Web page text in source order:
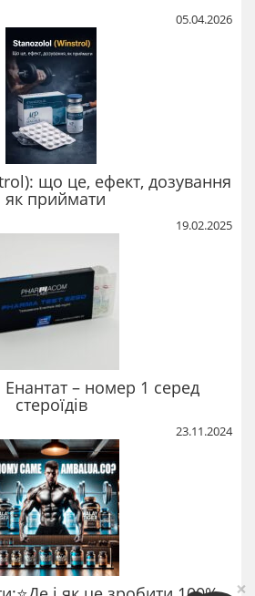
05.04.2026
що це, ефект, дозування
як приймати
19.02.2025
Енантат – номер 1 серед
стероїдів
23.11.2024
×